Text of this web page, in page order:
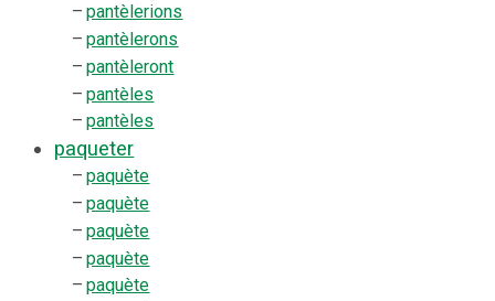
– pantèlerions
– pantèlerons
– pantèleront
– pantèles
– pantèles
paqueter
– paquète
– paquète
– paquète
– paquète
– paquète